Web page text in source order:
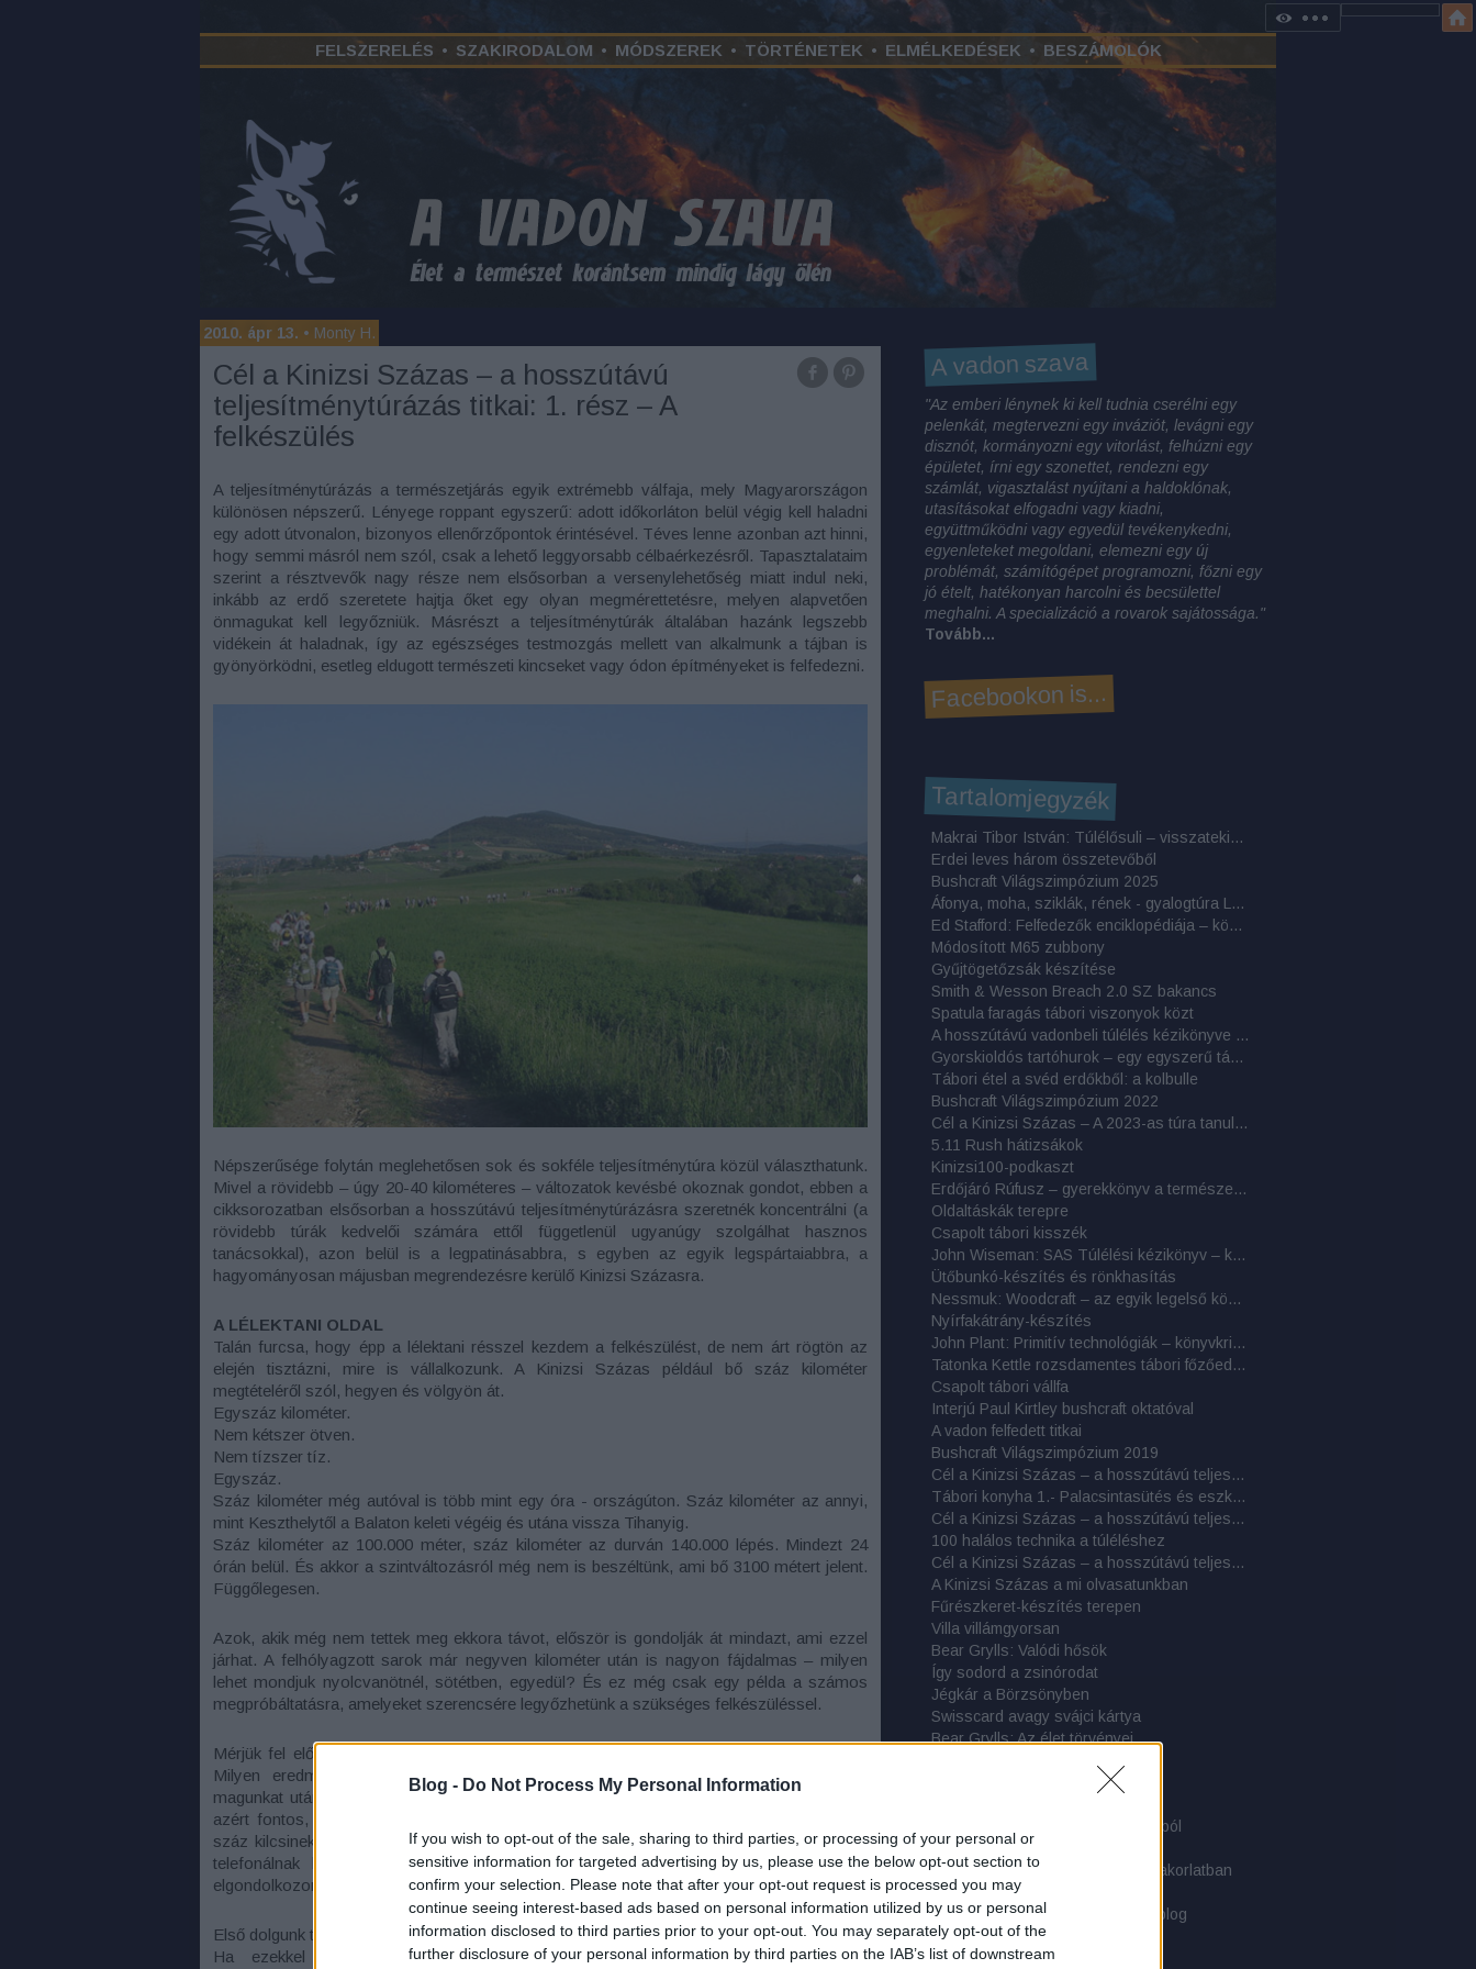
Blog - Do Not Process My Personal Information
If you wish to opt-out of the sale, sharing to third parties, or processing of your personal or
sensitive information for targeted advertising by us, please use the below opt-out section to
confirm your selection. Please note that after your opt-out request is processed you may
continue seeing interest-based ads based on personal information utilized by us or personal
information disclosed to third parties prior to your opt-out. You may separately opt-out of the
further disclosure of your personal information by third parties on the IAB’s list of downstream
FELSZERELÉS • SZAKIRODALOM • MÓDSZEREK • TÖRTÉNETEK • ELMÉLKEDÉSEK • BESZÁMOLÓK
2010. ápr 13. • Monty H.
Cél a Kinizsi Százas – a hosszútávú
teljesítménytúrázás titkai: 1. rész – A
felkészülés
A teljesítménytúrázás a természetjárás egyik extrémebb válfaja, mely Magyarországon
különösen népszerű. Lényege roppant egyszerű: adott időkorláton belül végig kell haladni
egy adott útvonalon, bizonyos ellenőrzőpontok érintésével. Téves lenne azonban azt hinni,
hogy semmi másról nem szól, csak a lehető leggyorsabb célbaérkezésről. Tapasztalataim
szerint a résztvevők nagy része nem elsősorban a versenylehetőség miatt indul neki,
inkább az erdő szeretete hajtja őket egy olyan megmérettetésre, melyen alapvetően
önmagukat kell legyőzniük. Másrészt a teljesítménytúrák általában hazánk legszebb
vidékein át haladnak, így az egészséges testmozgás mellett van alkalmunk a tájban is
gyönyörködni, esetleg eldugott természeti kincseket vagy ódon építményeket is felfedezni.
Népszerűsége folytán meglehetősen sok és sokféle teljesítménytúra közül választhatunk.
Mivel a rövidebb – úgy 20-40 kilométeres – változatok kevésbé okoznak gondot, ebben a
cikksorozatban elsősorban a hosszútávú teljesítménytúrázásra szeretnék koncentrálni (a
rövidebb túrák kedvelői számára ettől függetlenül ugyanúgy szolgálhat hasznos
tanácsokkal), azon belül is a legpatinásabbra, s egyben az egyik legspártaiabbra, a
hagyományosan májusban megrendezésre kerülő Kinizsi Százasra.
A LÉLEKTANI OLDAL
Talán furcsa, hogy épp a lélektani résszel kezdem a felkészülést, de nem árt rögtön az
elején tisztázni, mire is vállalkozunk. A Kinizsi Százas például bő száz kilométer
megtételéről szól, hegyen és völgyön át.
Egyszáz kilométer.
Nem kétszer ötven.
Nem tízszer tíz.
Egyszáz.
Száz kilométer még autóval is több mint egy óra - országúton. Száz kilométer az annyi,
mint Keszthelytől a Balaton keleti végéig és utána vissza Tihanyig.
Száz kilométer az 100.000 méter, száz kilométer az durván 140.000 lépés. Mindezt 24
órán belül. És akkor a szintváltozásról még nem is beszéltünk, ami bő 3100 métert jelent.
Függőlegesen.
Azok, akik még nem tettek meg ekkora távot, először is gondolják át mindazt, ami ezzel
járhat. A felhólyagzott sarok már negyven kilométer után is nagyon fájdalmas – milyen
lehet mondjuk nyolcvanötnél, sötétben, egyedül? És ez még csak egy példa a számos
megpróbáltatásra, amelyeket szerencsére legyőzhetünk a szükséges felkészüléssel.
Mérjük fel először is azt, hogy hány és milyen hosszú túrát tudhatunk magunk mögött.
Milyen eredménnyel teljesítettük ezeket? Volt-e gond a szintidővel? Hogy éreztük
magunkat utána? Tanultunk-e a hibáinkból? Hogyan szuperált a felszerelésünk? Mindez
azért fontos, mert minden évben látunk olyanokat, akik nagy mellénnyel indulnak neki a
száz kilcsinek, aztán a táv negyedénél található Pilis-nyeregben már levegőért kapkodva
telefonálnak haza, hogy jöjjön valaki értük, mert menten megpurcannak… Ilyenkor
elgondolkozom, hogy ők mégis mire számítottak és hogyan készültek fel?
Első dolgunk tehát legyen saját fizikai állapotunk és eddigi teljesítményünk reális felmérése.
Ha ezekkel nincs gond, és lelkileg pozitívan állunk hozzá egy komolyabb
A vadon szava
"Az emberi lénynek ki kell tudnia cserélni egy
pelenkát, megtervezni egy inváziót, levágni egy
disznót, kormányozni egy vitorlást, felhúzni egy
épületet, írni egy szonettet, rendezni egy
számlát, vigasztalást nyújtani a haldoklónak,
utasításokat elfogadni vagy kiadni,
együttműködni vagy egyedül tevékenykedni,
egyenleteket megoldani, elemezni egy új
problémát, számítógépet programozni, főzni egy
jó ételt, hatékonyan harcolni és becsülettel
meghalni. A specializáció a rovarok sajátossága."
Tovább...
Facebookon is...
Tartalomjegyzék
Makrai Tibor István: Túlélősuli – visszatekintő elemzés
Erdei leves három összetevőből
Bushcraft Világszimpózium 2025
Áfonya, moha, sziklák, rének - gyalogtúra Lappföldön
Ed Stafford: Felfedezők ​enciklopédiája – könyvkritika
Módosított M65 zubbony
Gyűjtögetőzsák készítése
Smith & Wesson Breach 2.0 SZ bakancs
Spatula faragás tábori viszonyok közt
A hosszútávú vadonbeli túlélés kézikönyve – könyvelemzés
Gyorskioldós tartóhurok – egy egyszerű tábori rögzítőeszköz
Tábori étel a svéd erdőkből: a kolbulle
Bushcraft Világszimpózium 2022
Cél a Kinizsi Százas – A 2023-as túra tanulságai
5.11 Rush hátizsákok
Kinizsi100-podkaszt
Erdőjáró Rúfusz – gyerekkönyv a természetjárásról és bushcraftról
Oldaltáskák terepre
Csapolt tábori kisszék
John Wiseman: SAS Túlélési kézikönyv – könyvkritika
Ütőbunkó-készítés és rönkhasítás
Nessmuk: Woodcraft – az egyik legelső könyv a táborozásról
Nyírfakátrány-készítés
John Plant: Primitív technológiák – könyvkritika
Tatonka Kettle rozsdamentes tábori főzőedény
Csapolt tábori vállfa
Interjú Paul Kirtley bushcraft oktatóval
A vadon felfedett titkai
Bushcraft Világszimpózium 2019
Cél a Kinizsi Százas – a hosszútávú teljesítménytúrázás titkai: 9. rész – 2018-as beszámolók
Tábori konyha 1.- Palacsintasütés és eszközei
Cél a Kinizsi Százas – a hosszútávú teljesítménytúrázás titkai: 8. rész - 2017-es beszámolók
100 halálos technika a túléléshez
Cél a Kinizsi Százas – a hosszútávú teljesítménytúrázás titkai: 7. rész - 2016-os beszámolók
A Kinizsi Százas a mi olvasatunkban
Fűrészkeret-készítés terepen
Villa villámgyorsan
Bear Grylls: Valódi hősök
Így sodord a zsinórodat
Jégkár a Börzsönyben
Swisscard avagy svájci kártya
Bear Grylls: Az élet törvényei
Függőágy és függőszék sátorlapból
Tokok az övön
Na, ez derék! - Derékszíjak a gyakorlatban
Kötszer, gyógyszer, orvosság…
Szolgálati közlemény - 3 éves a blog
M-Tramp Bergen hátizsák
Tribord Kostalde dzseki